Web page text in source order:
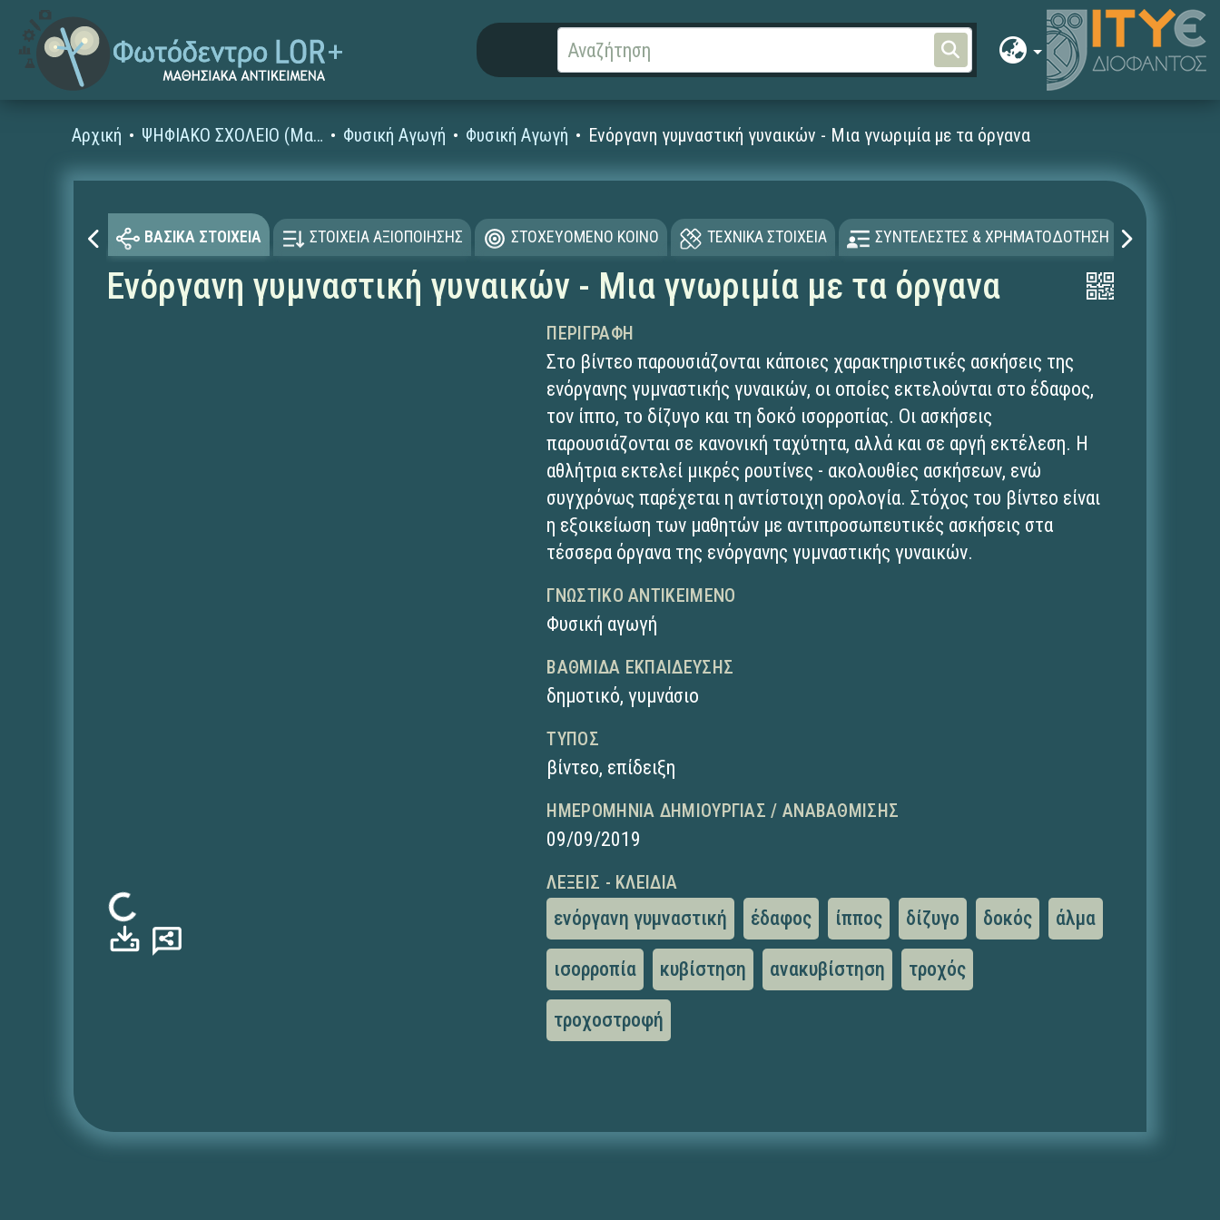
Αρχική ΨΗΦΙΑΚΟ ΣΧΟΛΕΙΟ (Μαθησιακά Αντικείμενα) Φυσική Αγωγή Φυσική Αγωγή Ενόργανη γυμναστική γυναικών - Μια γνωριμία με τα όργανα
ΒΑΣΙΚΑ ΣΤΟΙΧΕΙΑ ΣΤΟΙΧΕΙΑ ΑΞΙΟΠΟΙΗΣΗΣ ΣΤΟΧΕΥΟΜΕΝΟ ΚΟΙΝΟ ΤΕΧΝΙΚΑ ΣΤΟΙΧΕΙΑ ΣΥΝΤΕΛΕΣΤΕΣ & ΧΡΗΜΑΤΟΔΟΤΗΣΗ
Ενόργανη γυμναστική γυναικών - Μια γνωριμία με τα όργανα
Φόρτωση...
ΠΕΡΙΓΡΑΦΉ
Στο βίντεο παρουσιάζονται κάποιες χαρακτηριστικές ασκήσεις της
ενόργανης γυμναστικής γυναικών, οι οποίες εκτελούνται στο έδαφος,
τον ίππο, το δίζυγο και τη δοκό ισορροπίας. Οι ασκήσεις
παρουσιάζονται σε κανονική ταχύτητα, αλλά και σε αργή εκτέλεση. Η
αθλήτρια εκτελεί μικρές ρουτίνες - ακολουθίες ασκήσεων, ενώ
συγχρόνως παρέχεται η αντίστοιχη ορολογία. Στόχος του βίντεο είναι
η εξοικείωση των μαθητών με αντιπροσωπευτικές ασκήσεις στα
τέσσερα όργανα της ενόργανης γυμναστικής γυναικών.
ΓΝΩΣΤΙΚΌ ΑΝΤΙΚΕΊΜΕΝΟ
Φυσική αγωγή
ΒΑΘΜΊΔΑ ΕΚΠΑΊΔΕΥΣΗΣ
δημοτικό,γυμνάσιο
ΤΎΠΟΣ
βίντεο, επίδειξη
ΗΜΕΡΟΜΗΝΊΑ ΔΗΜΙΟΥΡΓΊΑΣ / ΑΝΑΒΆΘΜΙΣΗΣ
09/09/2019
ΛΈΞΕΙΣ - ΚΛΕΙΔΙΆ
ενόργανη γυμναστική έδαφος ίππος δίζυγο δοκός άλμα
ισορροπία κυβίστηση ανακυβίστηση τροχός
τροχοστροφή